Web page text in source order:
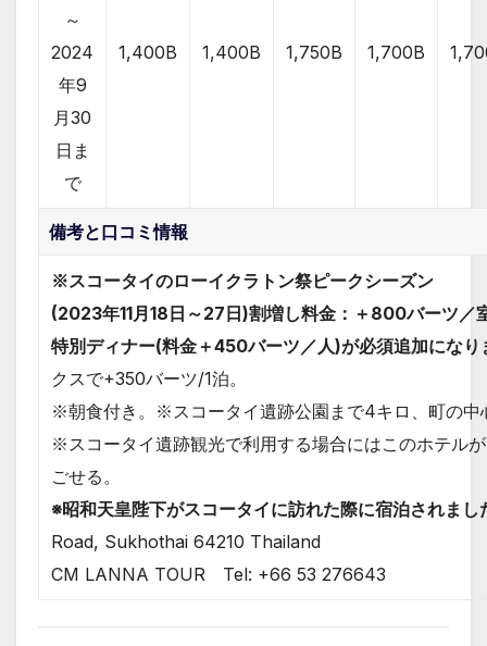
～
2024
年9
月30
日ま
で
1,400B 1,400B 1,750B 1,700B
備考と口コミ情報
※スコータイのローイクラトン祭ピークシーズン
(2023年11月18日～27日)割増し料金：＋800バーツ
特別ディナー(料金＋450バーツ／人)が必須追加になり
クスで+350バーツ/1泊。
※朝食付き。※スコータイ遺跡公園まで4キロ、町の中
※スコータイ遺跡観光で利用する場合にはこのホテル
ごせる。
※昭和天皇陛下がスコータイに訪れた際に宿泊されまし
Road, Sukhothai 64210 Thailand
CM LANNA TOUR Tel: +66 53 276643